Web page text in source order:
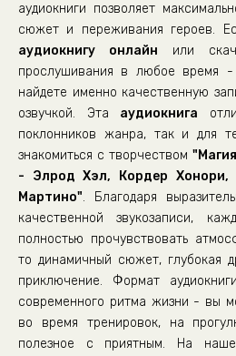
аудиокниги позволяет
сюжет и переживания героев.
аудиокнигу онлайн или
прослушивания в любое время -
найдете именно качественную
озвучкой. Эта аудиокнига
поклонников жанра, так и для
знакомиться с творчеством
- Элрод Хэл, Кордер Хонори,
Мартино". Благодаря
качественной звукозаписи,
полностью прочувствовать
то динамичный сюжет, глубокая
приключение. Формат
современного ритма жизни - вы
во время тренировок, на
полезное с приятным. На